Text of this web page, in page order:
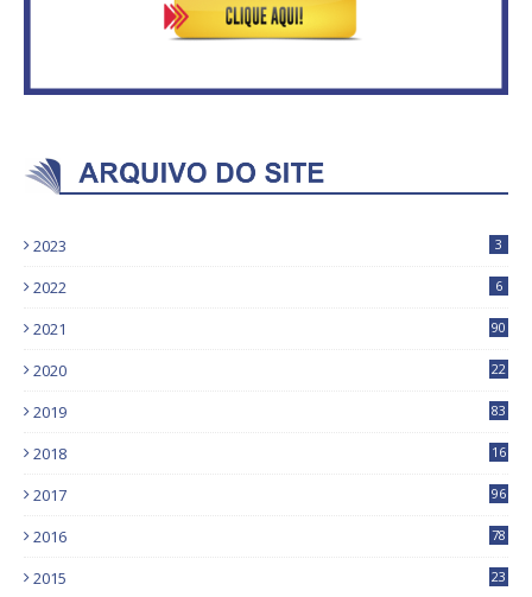
2023 3
2022 6
2021 90
2020
22
2019
83
2018
16
2017
96
2016
78
2015 23